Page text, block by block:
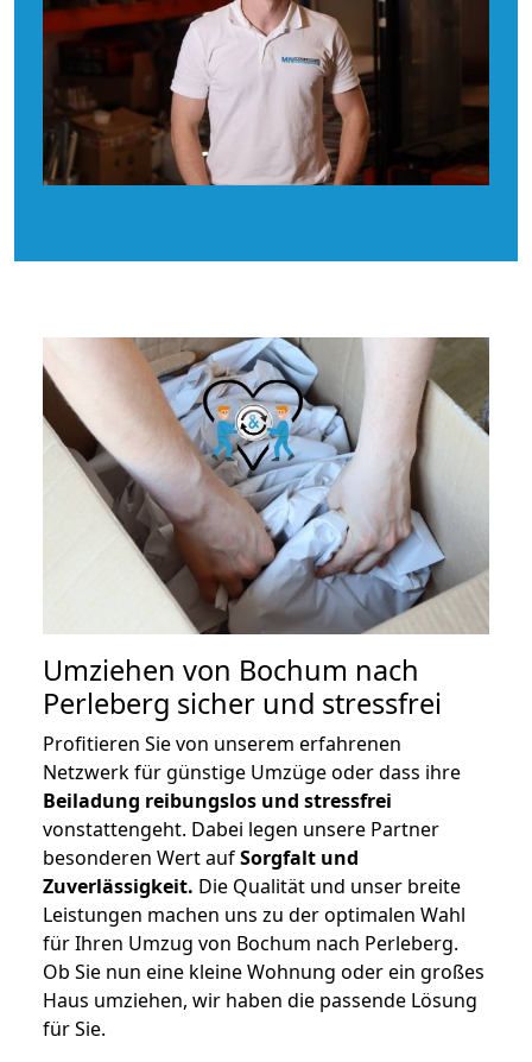
Umziehen von Bochum nach
Perleberg sicher und stressfrei
Profitieren Sie von unserem erfahrenen
Netzwerk für günstige Umzüge oder dass ihre
Beiladung reibungslos und stressfrei
vonstattengeht. Dabei legen unsere Partner
besonderen Wert aufSorgfalt und
Zuverlässigkeit. Die Qualität und unser breite
Leistungen machen uns zu der optimalen Wahl
für Ihren Umzug von Bochum nach Perleberg.
Ob Sie nun eine kleine Wohnung oder ein großes
Haus umziehen, wir haben die passende Lösung
für Sie.